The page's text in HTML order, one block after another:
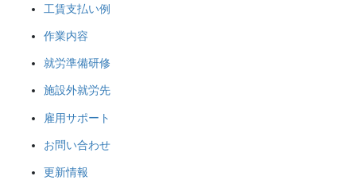
工賃支払い例
作業内容
就労準備研修
施設外就労先
雇用サポート
お問い合わせ
更新情報